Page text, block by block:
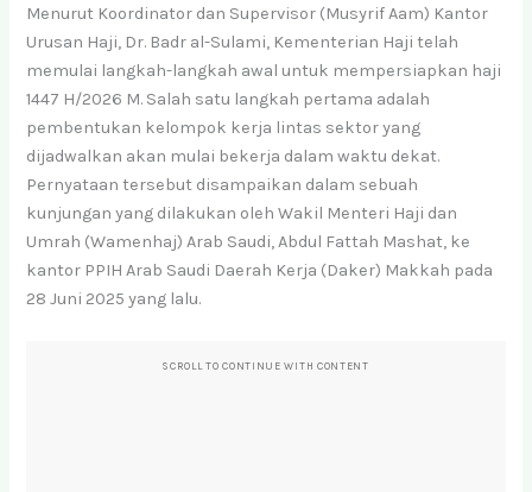
Menurut Koordinator dan Supervisor (Musyrif Aam) Kantor
Urusan Haji, Dr. Badr al-Sulami, Kementerian Haji telah
memulai langkah-langkah awal untuk mempersiapkan haji
1447 H/2026 M. Salah satu langkah pertama adalah
pembentukan kelompok kerja lintas sektor yang
dijadwalkan akan mulai bekerja dalam waktu dekat.
Pernyataan tersebut disampaikan dalam sebuah
kunjungan yang dilakukan oleh Wakil Menteri Haji dan
Umrah (Wamenhaj) Arab Saudi, Abdul Fattah Mashat, ke
kantor PPIH Arab Saudi Daerah Kerja (Daker) Makkah pada
28 Juni 2025 yang lalu.
SCROLL TO CONTINUE WITH CONTENT